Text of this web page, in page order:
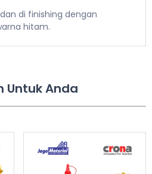
di finishing dengan
hitam.
Untuk Anda